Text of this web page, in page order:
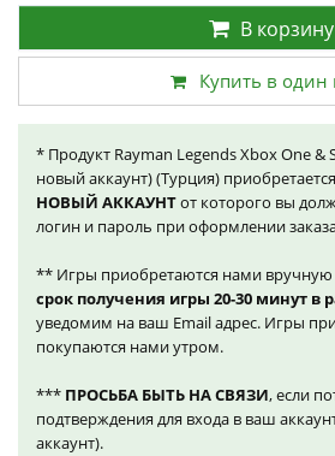
В корзину
Купить в один
* Продукт Rayman Legends Xbox One &
новый аккаунт) (Турция)
НОВЫЙ АККАУНТот которого вы
логин и пароль при оформлении
** Игры приобретаются нами вручную
срок получения игры 20-30 минут в
уведомим на ваш Email адрес. Игры
покупаются нами утром.
*** ПРОСЬБА БЫТЬ НА СВЯЗИ, если
подтверждения для входа в ваш
аккаунт).